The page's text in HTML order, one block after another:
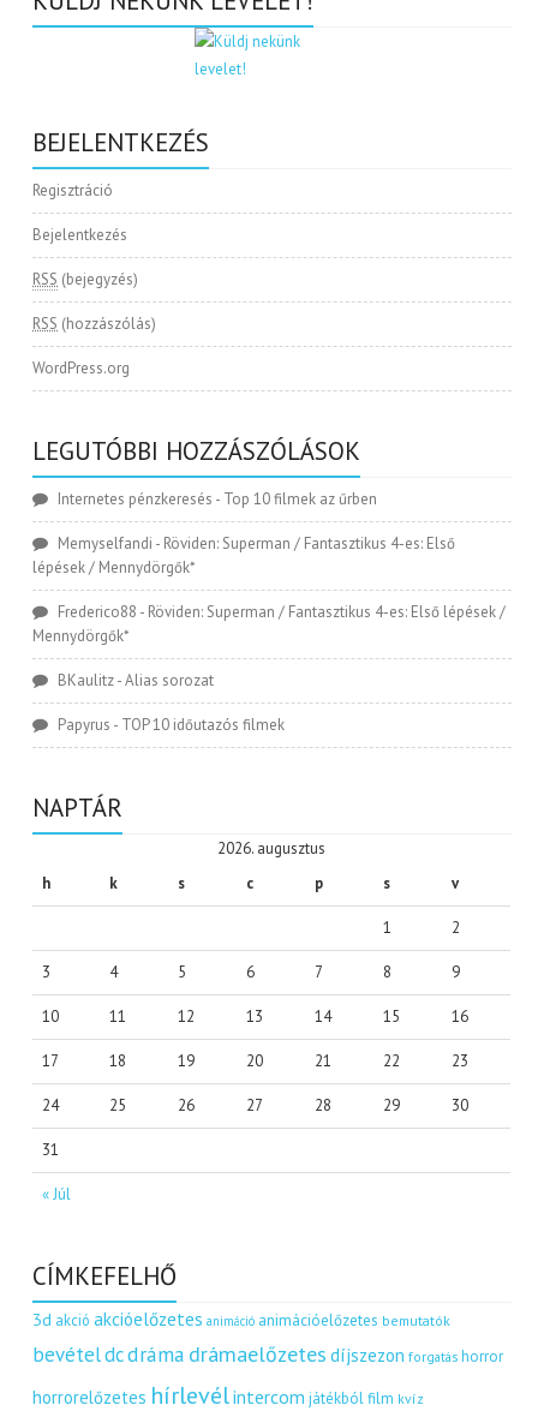
BEJELENTKEZÉS
Regisztráció
Bejelentkezés
RSS (bejegyzés)
RSS (hozzászólás)
WordPress.org
LEGUTÓBBI HOZZÁSZÓLÁSOK
Internetes pénzkeresés - Top 10 filmek az űrben
Memyselfandi - Röviden: Superman / Fantasztikus 4-es: Első
lépések / Mennydörgők*
Frederico88 - Röviden: Superman / Fantasztikus 4-es: Első lépések /
Mennydörgők*
BKaulitz-Alias sorozat
Papyrus - TOP 10 időutazós filmek
NAPTÁR
2026. augusztus
h
k s c p s v
« Júl
1 2
3 4 5 6 7 8 9
10 11 12 13 14 15 16
17 18 19 20 21 22 23
24 25 26 27 28 29 30
31
CÍMKEFELHŐ
3d akció akcióelőzetes animáció animációelőzetes bemutatók
bevételdcdráma drámaelőzetes díjszezon forgatás horror
horrorelőzetes hírlevélintercom játékból film kvíz